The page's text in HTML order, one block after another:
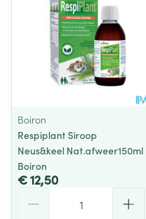
Boiron
Respiplant Siroop
Neus&keel Nat.afweer150ml
Boiron
€ 12,50